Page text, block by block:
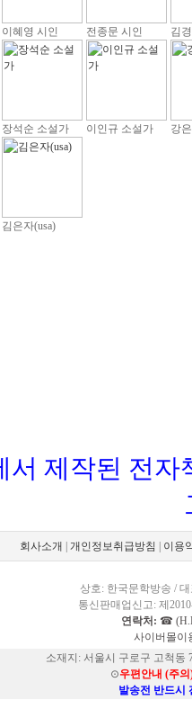
이혜영 시인 전종문 시인 김
장석순 소설가 이인규 소설가 강
김은자(usa)
제작된 전자
회사소개 개인정보취급방침 이용
상호: 한국문학방송 /
통신판매업신고: 제
연락처: ☎
사이버몰이
소재지: 서울시 구로구 고척동
⊙우편안내 (주
발송전 반드시